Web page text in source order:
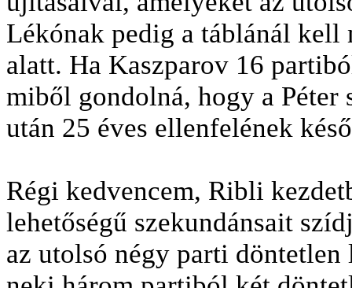
Lékónak pedig a táblánál kell
alatt. Ha Kaszparov 16
miből gondolná, hogy a Péter
után 25 éves ellenfelének
Régi kedvencem, Ribli
lehetőségű szekundánsait
az utolsó négy parti